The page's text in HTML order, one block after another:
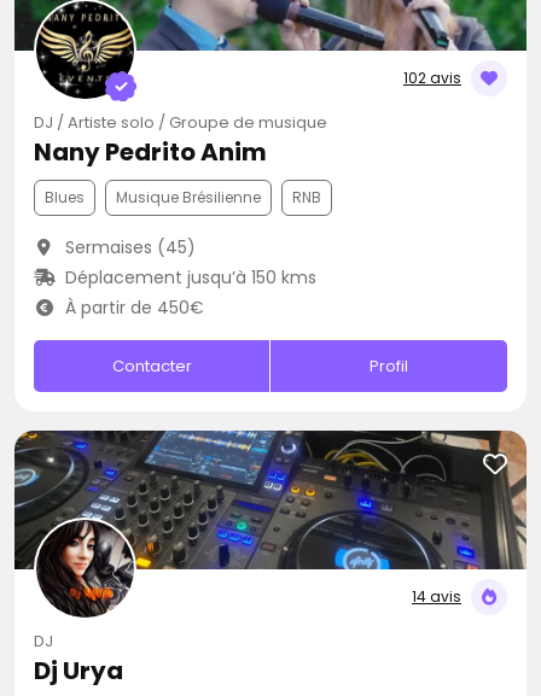
102 avis
DJ / Artiste solo / Groupe de musique
Nany Pedrito Anim
Blues Musique Brésilienne RNB
Sermaises (45)
Déplacement jusqu’à 150 kms
À partir de 450€
Contacter Profil
14 avis
DJ
Dj Urya